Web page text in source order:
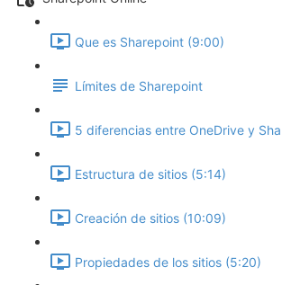
Que es Sharepoint (9:00)
Límites de Sharepoint
5 diferencias entre OneDrive y
Estructura de sitios (5:14)
Creación de sitios (10:09)
Propiedades de los sitios (5:20)